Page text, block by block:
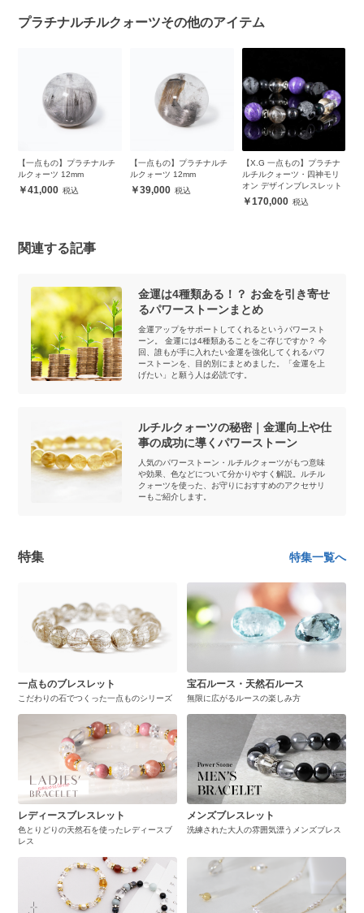
プラチナルチルクォーツその他のアイテム
【一点もの】プラチナルチ
ルクォーツ 12mm
41,000
【一点もの】プラチナルチ
ルクォーツ 12mm
39,000
【X.G 一点もの】プラチナ
ルチルクォーツ・四神モリ
オン デザインブレスレット
170,000
関連する記事
金運は4種類ある！？ お金を引き寄せ
るパワーストーンまとめ
金運アップをサポートしてくれるというパワースト
ーン。 金運には4種類あることをご存じですか？ 今
回、誰もが手に入れたい金運を強化してくれるパワ
ーストーンを、目的別にまとめました。「金運を上
げたい」と願う人は必読です。
ルチルクォーツの秘密｜金運向上や仕
事の成功に導くパワーストーン
人気のパワーストーン・ルチルクォーツがもつ意味
や効果、色などについて分かりやすく解説。ルチル
クォーツを使った、お守りにおすすめのアクセサリ
ーもご紹介します。
特集 特集一覧へ
一点ものブレスレット
こだわりの石でつくった一点ものシリーズ
宝石ルース・天然石ルース
無限に広がるルースの楽しみ方
レディースブレスレット
色とりどりの天然石を使ったレディースブ
レス
メンズブレスレット
洗練された大人の雰囲気漂うメンズブレス